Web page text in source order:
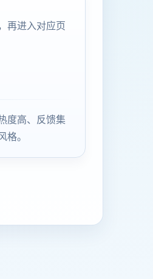
再进入对应页
度高、反馈集
。